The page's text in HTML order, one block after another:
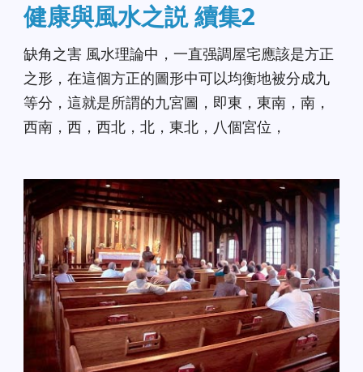
健康與風水之説 續集2
缺角之害 風水理論中，一直强調屋宅應該是方正
之形，在這個方正的圖形中可以均衡地被分成九
等分，這就是所謂的九宮圖，即東，東南，南，
西南，西，西北，北，東北，八個宮位，